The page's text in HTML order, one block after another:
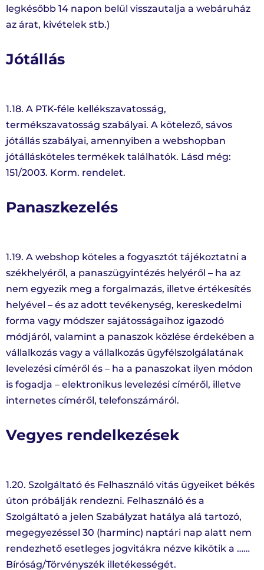
legkésőbb 14 napon belül visszautalja a webáruház
az árat, kivételek stb.)
Jótállás
1.18. A PTK-féle kellékszavatosság,
termékszavatosság szabályai. A kötelező, sávos
jótállás szabályai, amennyiben a webshopban
jótállásköteles termékek találhatók. Lásd még:
151/2003. Korm. rendelet.
Panaszkezelés
1.19. A webshop köteles a fogyasztót tájékoztatni a
székhelyéről, a panaszügyintézés helyéről – ha az
nem egyezik meg a forgalmazás, illetve értékesítés
helyével – és az adott tevékenység, kereskedelmi
forma vagy módszer sajátosságaihoz igazodó
módjáról, valamint a panaszok közlése érdekében a
vállalkozás vagy a vállalkozás ügyfélszolgálatának
levelezési címéről és – ha a panaszokat ilyen módon
is fogadja – elektronikus levelezési címéről, illetve
internetes címéről, telefonszámáról.
Vegyes rendelkezések
1.20. Szolgáltató és Felhasználó vitás ügyeiket békés
úton próbálják rendezni. Felhasználó és a
Szolgáltató a jelen Szabályzat hatálya alá tartozó,
megegyezéssel 30 (harminc) naptári nap alatt nem
rendezhető esetleges jogvitákra nézve kikötik a ……
Bíróság/Törvényszék illetékességét.